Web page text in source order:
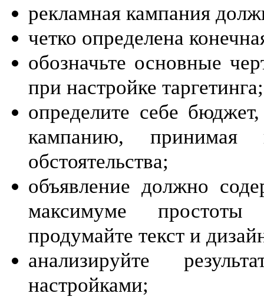
рекламная кампания
четко определена
обозначьте основные
при настройке таргетинга;
определите себе
кампанию,
обстоятельства;
объявление должно
максимуме
продумайте текст и
анализируйте
настройками;